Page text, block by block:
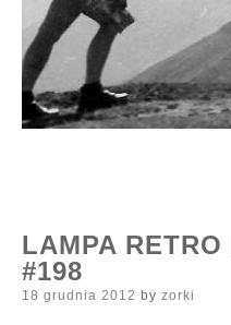
LAMPA
#198
Posted
18 grudnia 2012 by zorki